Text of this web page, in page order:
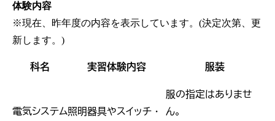
体験内容
※現在、昨年度の内容を表示しています。(決定次第、更
新します。)
科名 実習体験内容 服装
電気システム照明器具やスイッチ・
服の指定はありませ
ん。